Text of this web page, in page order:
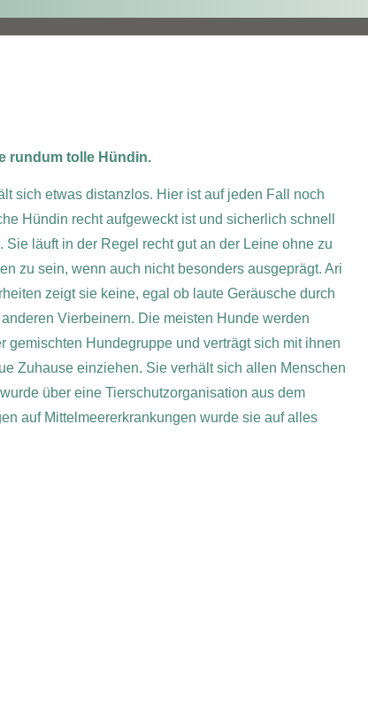
rundum tolle Hündin.
sich etwas distanzlos. Hier ist auf jeden Fall noch
Hündin recht aufgeweckt ist und sicherlich schnell
läuft in der Regel recht gut an der Leine ohne zu
zu sein, wenn auch nicht besonders ausgeprägt. Ari
zeigt sie keine, egal ob laute Geräusche durch
Vierbeinern. Die meisten Hunde werden
Hundegruppe und verträgt sich mit ihnen
Zuhause einziehen. Sie verhält sich allen Menschen
über eine Tierschutzorganisation aus dem
auf Mittelmeererkrankungen wurde sie auf alles